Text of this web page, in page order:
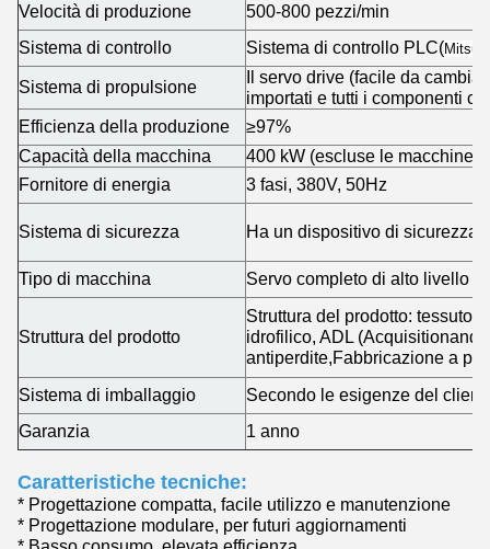
Velocità di produzione
500-800 pezzi/min
Sistema di controllo
Sistema di controllo PLC(
Sistema di propulsione
Il servo drive (facile da
importati e tutti i componenti
Efficienza della produzione
≥97%
Capacità della macchina
400 kW (escluse le macchine
Fornitore di energia
3 fasi, 380V, 50Hz
Sistema di sicurezza Ha un dispositivo di sicurezza
Tipo di macchina Servo completo di alto livello
Struttura del prodotto
Struttura del prodotto: tessuto
idrofilico, ADL (Acquisitionand
antiperdite,Fabbricazione a
Sistema di imballaggio
Secondo le esigenze del
Garanzia
1 anno
Caratteristiche tecniche:
* Progettazione compatta, facile utilizzo e manutenzione
* Progettazione modulare, per futuri aggiornamenti